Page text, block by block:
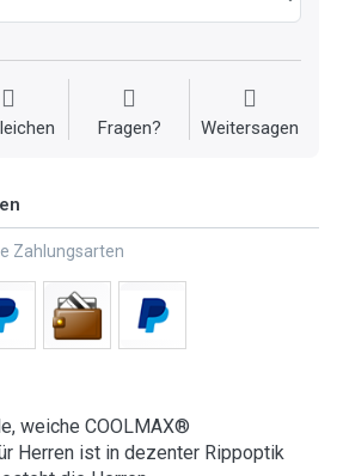
Fragen? Weitersagen
Zahlungsarten
weiche COOLMAX®
Herren ist in dezenter Rippoptik